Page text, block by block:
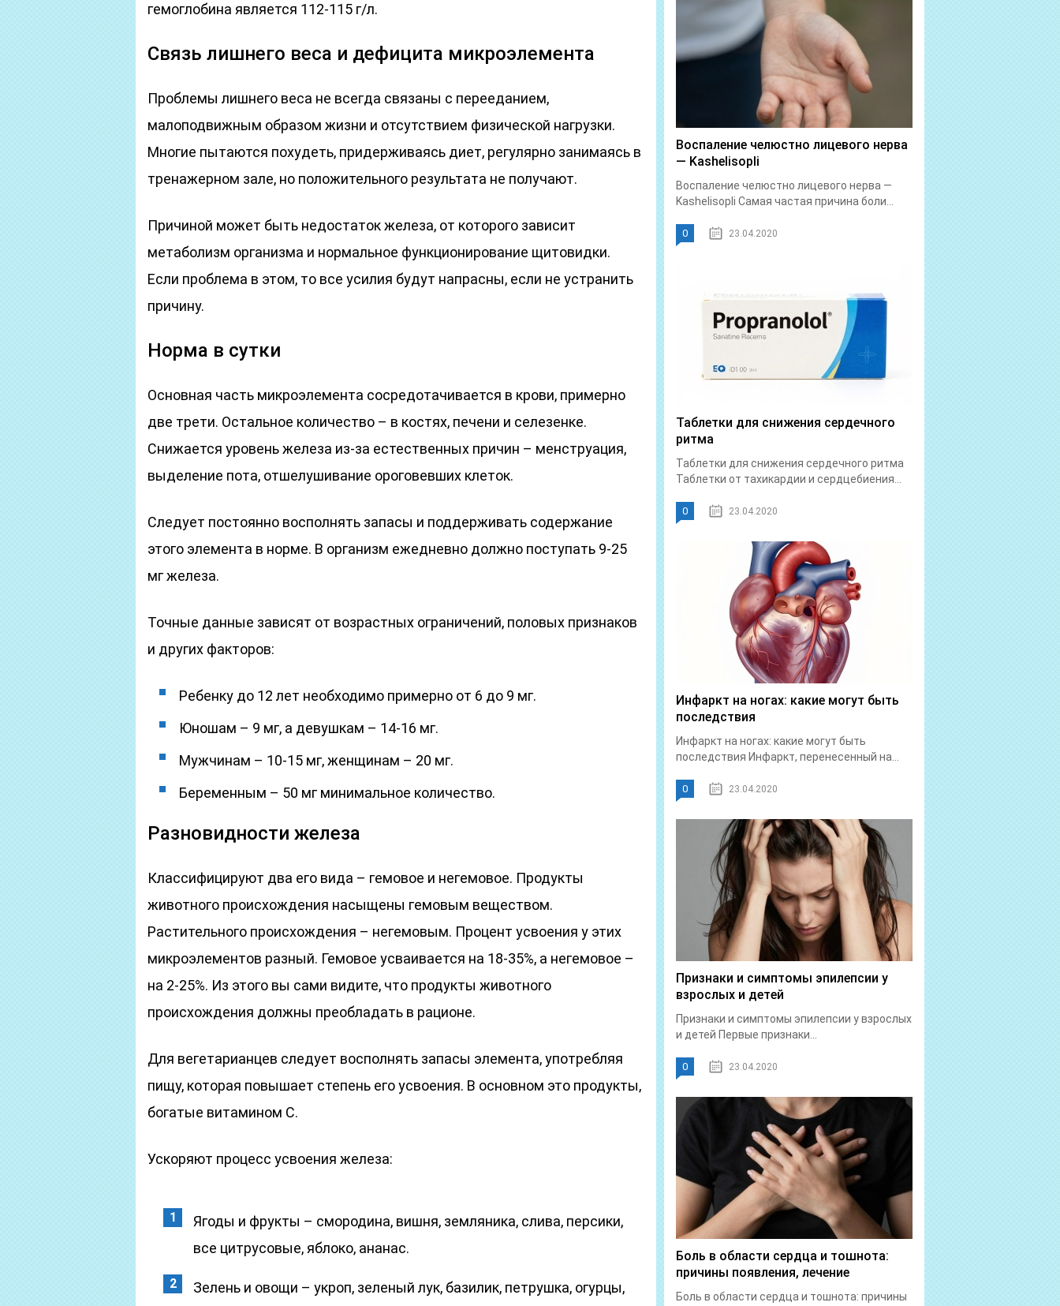
гемоглобина является 112-115 г/л.
Связь лишнего веса и дефицита микроэлемента
Проблемы лишнего веса не всегда связаны с перееданием,
малоподвижным образом жизни и отсутствием физической нагрузки.
Многие пытаются похудеть, придерживаясь диет, регулярно занимаясь в
тренажерном зале, но положительного результата не получают.
Причиной может быть недостаток железа, от которого зависит
метаболизм организма и нормальное функционирование щитовидки.
Если проблема в этом, то все усилия будут напрасны, если не устранить
причину.
Норма в сутки
Основная часть микроэлемента сосредотачивается в крови, примерно
две трети. Остальное количество – в костях, печени и селезенке.
Снижается уровень железа из-за естественных причин – менструация,
выделение пота, отшелушивание ороговевших клеток.
Следует постоянно восполнять запасы и поддерживать содержание
этого элемента в норме. В организм ежедневно должно поступать 9-25
мг железа.
Точные данные зависят от возрастных ограничений, половых признаков
и других факторов:
Ребенку до 12 лет необходимо примерно от 6 до 9 мг.
Юношам – 9 мг, а девушкам – 14-16 мг.
Мужчинам – 10-15 мг, женщинам – 20 мг.
Беременным – 50 мг минимальное количество.
Разновидности железа
Классифицируют два его вида – гемовое и негемовое. Продукты
животного происхождения насыщены гемовым веществом.
Растительного происхождения – негемовым. Процент усвоения у этих
микроэлементов разный. Гемовое усваивается на 18-35%, а негемовое –
на 2-25%. Из этого вы сами видите, что продукты животного
происхождения должны преобладать в рационе.
Для вегетарианцев следует восполнять запасы элемента, употребляя
пищу, которая повышает степень его усвоения. В основном это продукты,
богатые витамином С.
Ускоряют процесс усвоения железа:
Ягоды и фрукты – смородина, вишня, земляника, слива, персики,
все цитрусовые, яблоко, ананас.
Зелень и овощи – укроп, зеленый лук, базилик, петрушка, огурцы,
Воспаление челюстно лицевого нерва
— Kashelisopli
Воспаление челюстно лицевого нерва —
Kashelisopli Самая частая причина боли...
0 23.04.2020
Таблетки для снижения сердечного
ритма
Таблетки для снижения сердечного ритма
Таблетки от тахикардии и сердцебиения...
0 23.04.2020
Инфаркт на ногах: какие могут быть
последствия
Инфаркт на ногах: какие могут быть
последствия Инфаркт, перенесенный на...
0 23.04.2020
Признаки и симптомы эпилепсии у
взрослых и детей
Признаки и симптомы эпилепсии у взрослых
и детей Первые признаки...
0 23.04.2020
Боль в области сердца и тошнота:
причины появления, лечение
Боль в области сердца и тошнота: причины